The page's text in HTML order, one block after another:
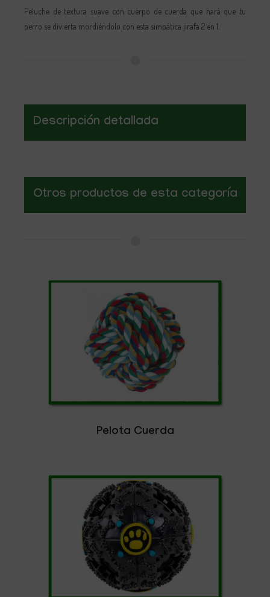
Peluche de textura suave con cuerpo de cuerda que hará que tu
perro se divierta mordiéndolo con esta simpática jirafa 2 en 1.
Descripción detallada
Otros productos de esta categoría
Pelota Cuerda